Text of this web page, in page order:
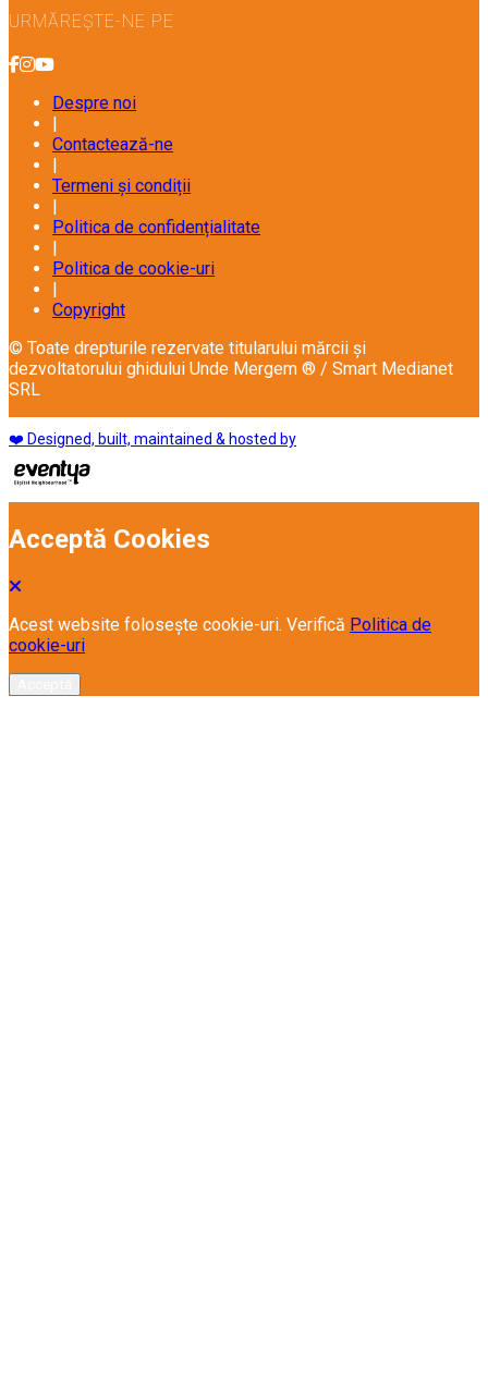
URMĂREȘTE-NE PE
Despre noi
|
Contactează-ne
|
Termeni și condiții
|
Politica de confidențialitate
|
Politica de cookie-uri
|
Copyright
© Toate drepturile rezervate titularului mărcii și
dezvoltatorului ghidului Unde Mergem ® / Smart Medianet
SRL
❤️ Designed, built, maintained & hosted by
Acceptă Cookies
Acest website folosește cookie-uri. Verifică Politica de
cookie-uri